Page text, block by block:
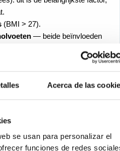
Acerca de las
se usan para personalizar el
funciones de redes
(BMI > 27).
— beide beïnvloeden
schoenen zonder demping,
vele uren staand doorbrengen
: het begin van de training, een
hardere ondergronden.